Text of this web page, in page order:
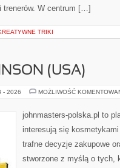
trenerów. W centrum […]
TRIKI
(USA)
- 2026 MOŻLIWOŚĆ
johnmasters-polska.pl to
interesują się
trafne decyzje zakupowe
stworzone z myślą o tych,